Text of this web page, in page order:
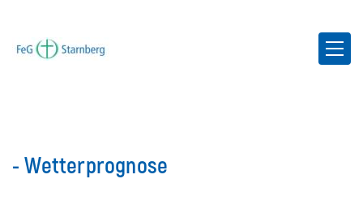
- Wetterprognose